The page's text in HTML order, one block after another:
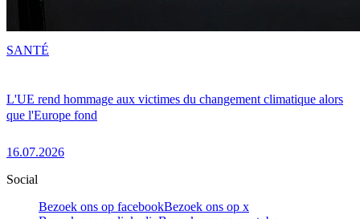
L'UE rend hommage aux victimes du changement climatique alors
que l'Europe fond
16.07.2026
SANTÉ
Social
Bezoek ons op facebookBezoek ons op x